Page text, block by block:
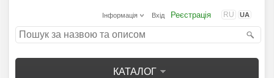
RU UA
Інформація Вхід Реєстрація
КАТАЛОГ